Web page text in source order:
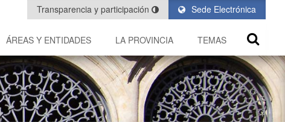
Sede Electrónica
Transparencia y participación
ÁREAS Y ENTIDADES LA PROVINCIA TEMAS